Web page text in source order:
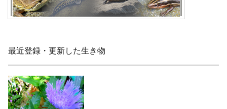
最近登録・更新した生き物